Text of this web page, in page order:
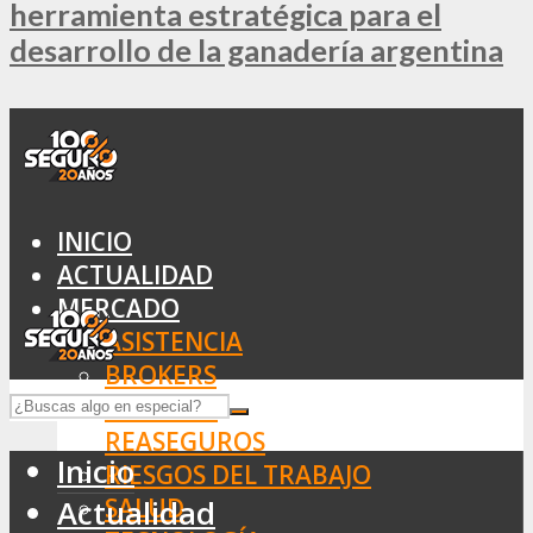
herramienta estratégica para el
desarrollo de la ganadería argentina
INICIO
ACTUALIDAD
MERCADO
ASISTENCIA
BROKERS
SEGUROS
REASEGUROS
RIESGOS DEL TRABAJO
SALUD
Inicio
Actualidad